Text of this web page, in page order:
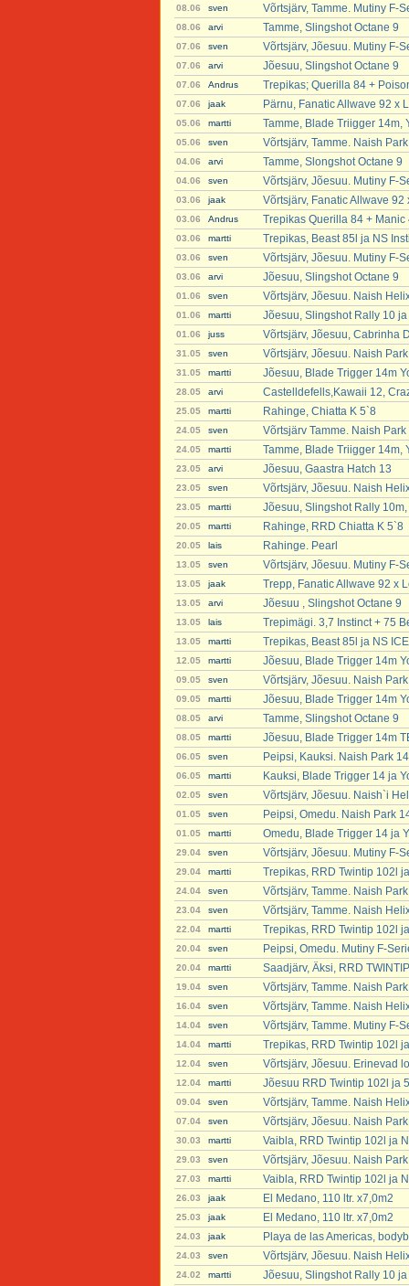
08.06 sven Võrtsjärv, Tamme. Mutiny F-
08.06 arvi Tamme, Slingshot Octane 9
07.06 sven Võrtsjärv, Jõesuu. Mutiny F-
07.06 arvi Jõesuu, Slingshot Octane 9
07.06 Andrus Trepikas; Querilla 84 +
07.06 jaak Pärnu, Fanatic Allwave 92 x
05.06 martti Tamme, Blade Triigger 14m,
05.06 sven Võrtsjärv, Tamme. Naish
04.06 arvi Tamme, Slongshot Octane 9
04.06 sven Võrtsjärv, Jõesuu. Mutiny F-
03.06 jaak Võrtsjärv, Fanatic Allwave 92
03.06 Andrus Trepikas Querilla 84 + Manic
03.06 martti Trepikas, Beast 85l ja NS
03.06 sven Võrtsjärv, Jõesuu. Mutiny F-
03.06 arvi Jõesuu, Slingshot Octane 9
01.06 sven Võrtsjärv, Jõesuu. Naish
01.06 martti Jõesuu, Slingshot Rally 10
01.06 juss Võrtsjärv, Jõesuu, Cabrinha
31.05 sven Võrtsjärv, Jõesuu. Naish
31.05 martti Jõesuu, Blade Trigger 14m
28.05 arvi Castelldefells,Kawaii 12,
25.05 martti Rahinge, Chiatta K 5`8
24.05 sven Võrtsjärv Tamme. Naish Park
24.05 martti Tamme, Blade Triigger 14m,
23.05 arvi Jõesuu, Gaastra Hatch 13
23.05 sven Võrtsjärv, Jõesuu. Naish
23.05 martti Jõesuu, Slingshot Rally
20.05 martti Rahinge, RRD Chiatta K 5`8
20.05 lais Rahinge. Pearl
13.05 sven Võrtsjärv, Jõesuu. Mutiny F-
13.05 jaak Trepp, Fanatic Allwave 92 x
13.05 arvi Jõesuu , Slingshot Octane 9
13.05 lais Trepimägi. 3,7 Instinct + 75
13.05 martti Trepikas, Beast 85l ja NS
12.05 martti Jõesuu, Blade Trigger 14m
09.05 sven Võrtsjärv, Jõesuu. Naish
09.05 martti Jõesuu, Blade Trigger 14m
08.05 arvi Tamme, Slingshot Octane 9
08.05 martti Jõesuu, Blade Trigger 14m
06.05 sven Peipsi, Kauksi. Naish Park
06.05 martti Kauksi, Blade Trigger 14 ja
02.05 sven Võrtsjärv, Jõesuu. Naish`i
01.05 sven Peipsi, Omedu. Naish Park
01.05 martti Omedu, Blade Trigger 14 ja
29.04 sven Võrtsjärv, Jõesuu. Mutiny F-
29.04 martti Trepikas, RRD Twintip 102l
24.04 sven Võrtsjärv, Tamme. Naish
23.04 sven Võrtsjärv, Tamme. Naish
22.04 martti Trepikas, RRD Twintip 102l
20.04 sven Peipsi, Omedu. Mutiny F-
20.04 martti Saadjärv, Äksi, RRD
19.04 sven Võrtsjärv, Tamme. Naish
16.04 sven Võrtsjärv, Tamme. Naish
14.04 sven Võrtsjärv, Tamme. Mutiny F-
14.04 martti Trepikas, RRD Twintip 102l
12.04 sven Võrtsjärv, Jõesuu. Erinevad
12.04 martti Jõesuu RRD Twintip 102l ja
09.04 sven Võrtsjärv, Tamme. Naish
07.04 sven Võrtsjärv, Jõesuu. Naish
30.03 martti Vaibla, RRD Twintip 102l ja
29.03 sven Võrtsjärv, Jõesuu. Naish
27.03 martti Vaibla, RRD Twintip 102l ja
26.03 jaak El Medano, 110 ltr. x7,0m2
25.03 jaak El Medano, 110 ltr. x7,0m2
24.03 jaak Playa de las Americas,
24.03 sven Võrtsjärv, Jõesuu. Naish
24.02 martti Jõesuu, Slingshot Rally 10